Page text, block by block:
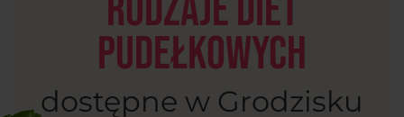
Rodzaje diet
pudełkowych
dostępne w Grodzisku